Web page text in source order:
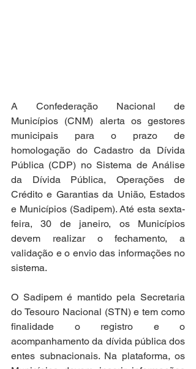
A Confederação Nacional de
Municípios (CNM) alerta os gestores
municipais para o prazo de
homologação do Cadastro da Dívida
Pública (CDP) no Sistema de Análise
da Dívida Pública, Operações de
Crédito e Garantias da União, Estados
e Municípios (Sadipem). Até esta sexta-
feira, 30 de janeiro, os Municípios
devem realizar o fechamento, a
validação e o envio das informações no
sistema.
O Sadipem é mantido pela Secretaria
do Tesouro Nacional (STN) e tem como
finalidade o registro e o
acompanhamento da dívida pública dos
entes subnacionais. Na plataforma, os